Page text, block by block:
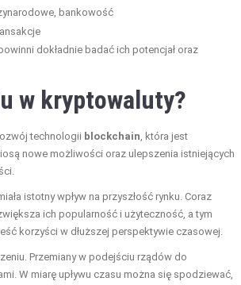
bankowość
dokładnie badać ich potencjał oraz
w kryptowaluty?
technologii blockchain , która jest
nowe możliwości oraz ulepszenia istniejących
istotny wpływ na przyszłość rynku. Coraz
ich popularność i użyteczność, a tym
korzyści w dłuższej perspektywie czasowej.
Przemiany w podejściu rządów do
W miarę upływu czasu można się spodziewać,